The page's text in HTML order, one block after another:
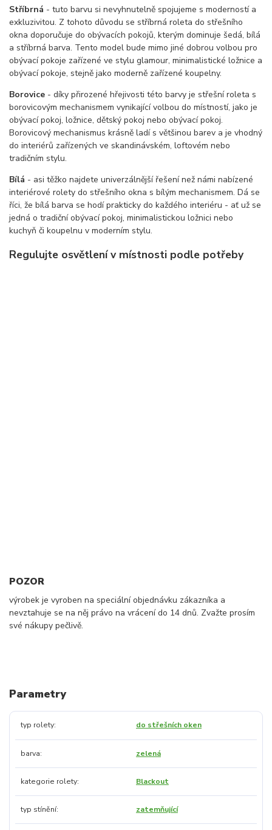
Stříbrná - tuto barvu si nevyhnutelně spojujeme s moderností a
exkluzivitou. Z tohoto důvodu se stříbrná roleta do střešního
okna doporučuje do obývacích pokojů, kterým dominuje šedá, bílá
a stříbrná barva. Tento model bude mimo jiné dobrou volbou pro
obývací pokoje zařízené ve stylu glamour, minimalistické ložnice a
obývací pokoje, stejně jako moderně zařízené koupelny.
Borovice - díky přirozené hřejivosti této barvy je střešní roleta s
borovicovým mechanismem vynikající volbou do místností, jako je
obývací pokoj, ložnice, dětský pokoj nebo obývací pokoj.
Borovicový mechanismus krásně ladí s většinou barev a je vhodný
do interiérů zařízených ve skandinávském, loftovém nebo
tradičním stylu.
Bílá - asi těžko najdete univerzálnější řešení než námi nabízené
interiérové rolety do střešního okna s bílým mechanismem. Dá se
říci, že bílá barva se hodí prakticky do každého interiéru - ať už se
jedná o tradiční obývací pokoj, minimalistickou ložnici nebo
kuchyň či koupelnu v moderním stylu.
Regulujte osvětlení v místnosti podle potřeby
POZOR
výrobek je vyroben na speciální objednávku zákazníka a
nevztahuje se na něj právo na vrácení do 14 dnů. Zvažte prosím
své nákupy pečlivě.
Parametry
typ rolety do střešních oken
barva zelená
kategorie rolety Blackout
typ stínění zatemňující